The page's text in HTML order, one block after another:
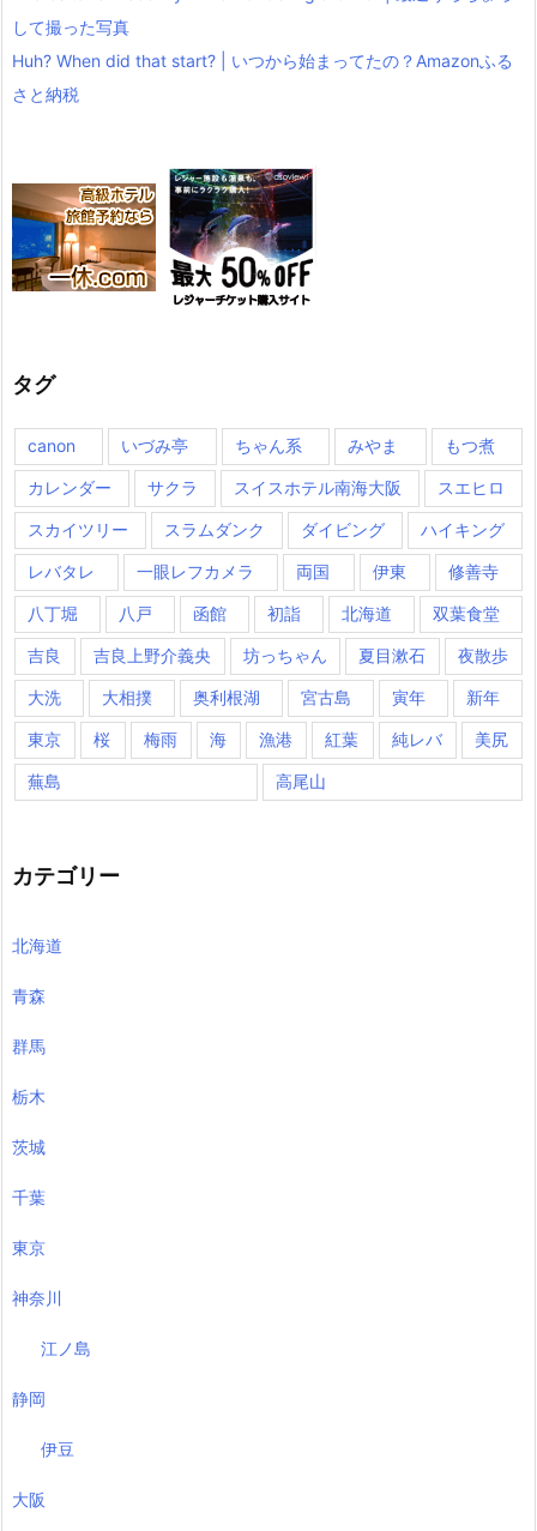
して撮った写真
Huh? When did that start? | いつから始まってたの？Amazonふる
さと納税
タグ
canon いづみ亭 ちゃん系 みやま もつ煮
カレンダー サクラ スイスホテル南海大阪 スエヒロ
スカイツリー スラムダンク ダイビング ハイキング
レバタレ 一眼レフカメラ 両国 伊東 修善寺
八丁堀 八戸 函館 初詣 北海道 双葉食堂
吉良 吉良上野介義央 坊っちゃん 夏目漱石 夜散歩
大洗 大相撲 奥利根湖 宮古島 寅年 新年
東京 桜 梅雨 海 漁港 紅葉 純レバ 美尻
蕪島 高尾山
カテゴリー
北海道
青森
群馬
栃木
茨城
千葉
東京
神奈川
江ノ島
静岡
伊豆
大阪